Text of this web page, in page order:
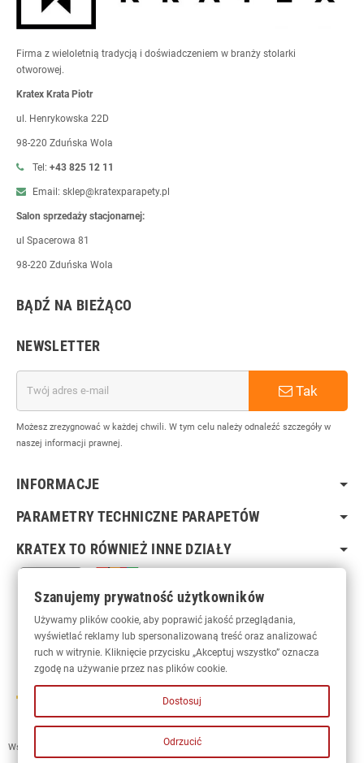
Firma z wieloletnią tradycją i doświadczeniem w branży stolarki
otworowej.
Kratex Krata Piotr
ul. Henrykowska 22D
98-220 Zduńska Wola
Tel: +43 825 12 11
Email: sklep@kratexparapety.pl
Salon sprzedaży stacjonarnej:
ul Spacerowa 81
98-220 Zduńska Wola
BĄDŹ NA BIEŻĄCO
NEWSLETTER
Tak
Możesz zrezygnować w każdej chwili. W tym celu należy odnaleźć szczegóły w
naszej informacji prawnej.
INFORMACJE
PARAMETRY TECHNICZNE PARAPETÓW
KRATEX TO RÓWNIEŻ INNE DZIAŁY
Wszelkie prawa zastrzeżone © 2023 Kratex• Kratexparapety.pl
Szanujemy prywatność użytkowników
Używamy plików cookie, aby poprawić jakość przeglądania,
wyświetlać reklamy lub spersonalizowaną treść oraz analizować
ruch w witrynie. Kliknięcie przycisku „Akceptuj wszystko” oznacza
zgodę na używanie przez nas plików cookie.
Dostosuj
Odrzucić